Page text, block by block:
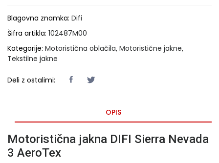
Blagovna znamka: Difi
Šifra artikla: 102487M00
Kategorije: Motoristična oblačila, Motoristične jakne,
Tekstilne jakne
Deli z ostalimi:
OPIS
Motoristična jakna DIFI Sierra Nevada
3 AeroTex